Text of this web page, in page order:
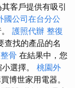
客戶提供有吸引
國公司在台分公
護照代辦 整復
查找的產品的名
骨 在結果中，您
選擇。 桃園外
博世家用電器。